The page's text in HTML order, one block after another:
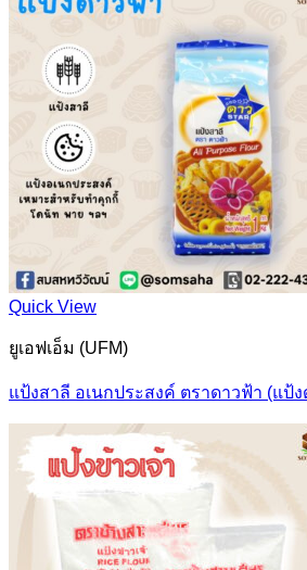
Quick View
ยูเอฟเอ็ม (UFM)
แป้งสาลี อเนกประสงค์ ตราดาวฟ้า (แป้